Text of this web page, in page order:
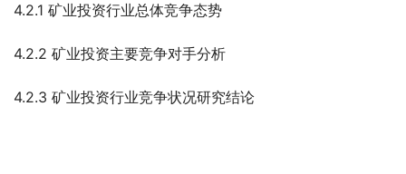
4.2.1 矿业投资行业总体竞争态势
4.2.2 矿业投资主要竞争对手分析
4.2.3 矿业投资行业竞争状况研究结论